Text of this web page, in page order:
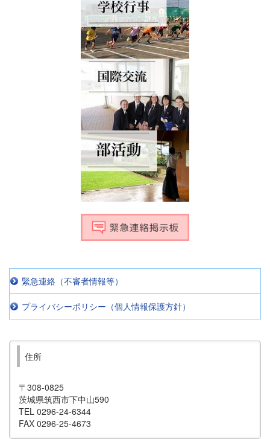
緊急連絡（不審者情報等）
プライバシーポリシー（個人情報保護方針）
住所
〒308-0825
茨城県筑西市下中山590
TEL 0296-24-6344
FAX 0296-25-4673